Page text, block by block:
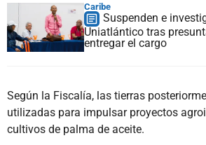
Caribe
Suspenden e
Uniatlántico tras
entregar el cargo
Según la Fiscalía, las tierras
utilizadas para impulsar proyectos
cultivos de palma de aceite.